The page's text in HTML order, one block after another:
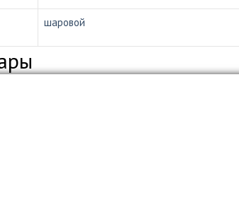
шаровой